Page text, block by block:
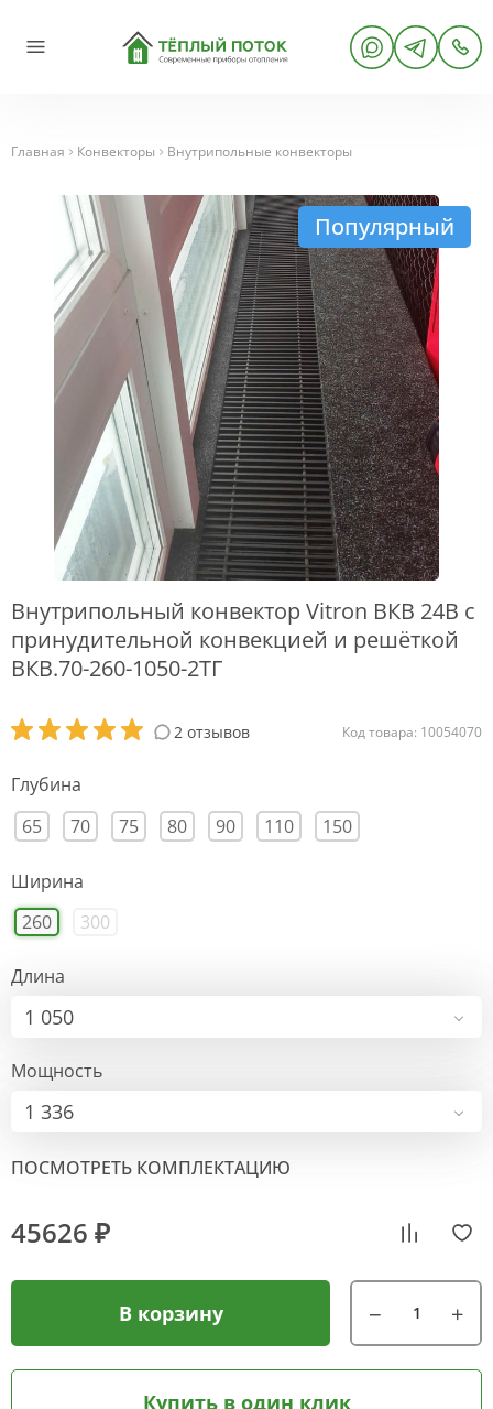
Главная Конвекторы Внутрипольные конвекторы
Популярный
Внутрипольный конвектор Vitron ВКВ 24В с
принудительной конвекцией и решёткой
ВКВ.70-260-1050-2ТГ
2 отзывов Код товара: 10054070
Глубина
65
70 75 80 90 110 150
Ширина
260
300
Длина
1 050
Мощность
1 336
ПОСМОТРЕТЬ КОМПЛЕКТАЦИЮ
45626 ₽
В корзину
Купить в один клик